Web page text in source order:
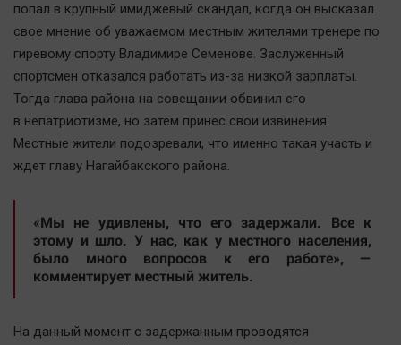
Статистика
Челябинск космический
Другие рубрики
Bookworms
English version
Online-консультация
Афиша
Блогеркуль
Быстрый медиазавод
Вкусное
попал в крупный имиджевый скандал, когда он высказал
свое мнение об уважаемом местным жителями тренере по
гиревому спорту Владимире Семенове. Заслуженный
спортсмен отказался работать из-за низкой зарплаты.
Тогда глава района на совещании обвинил его
в непатриотизме, но затем принес свои извинения.
Местные жители подозревали, что именно такая участь и
ждет главу Нагайбакского района.
«Мы не удивлены, что его задержали. Все к
этому и шло. У нас, как у местного населения,
было много вопросов к его работе», —
комментирует местный житель.
На данный момент с задержанным проводятся